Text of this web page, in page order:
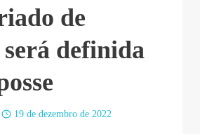
de
definida
19 de dezembro de 2022